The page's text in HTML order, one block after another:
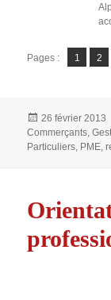
Pages : Page
1 ,
2
Publié
le
26 février 2013
Commerçants,
Particuliers, PME,